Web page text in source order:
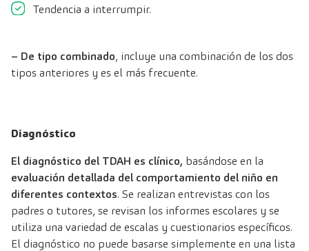
Tendencia a interrumpir.
– De tipo combinado, incluye una combinación de los dos
tipos anteriores y es el más frecuente.
Diagnóstico
El diagnóstico del TDAH es clínico, basándose en la
evaluación detallada del comportamiento del niño en
diferentes contextos. Se realizan entrevistas con los
padres o tutores, se revisan los informes escolares y se
utiliza una variedad de escalas y cuestionarios específicos.
El diagnóstico no puede basarse simplemente en una lista